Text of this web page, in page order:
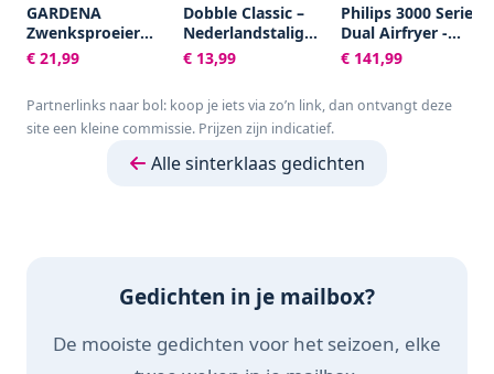
GARDENA
Zwenksproeier
Aqua S -
Tuinsproeier - 90 tot
€ 21,99
Dobble Classic –
Nederlandstalig
Kaartspel voor 2 tot
8 spelers - Leuk
jaar - Het
razendsnelle
hele gezin
€ 13,99
Philips 3000 Series
Dual Airfryer -
NA351/00 - Dubbele
Mand - 9L - Tot 6
Zwart/Zilver
€ 141,99
Partnerlinks naar bol: koop je iets via zo’n link, dan ontvangt deze
site een kleine commissie. Prijzen zijn indicatief.
Alle sinterklaas gedichten
Gedichten in je mailbox?
De mooiste gedichten voor het seizoen, elke